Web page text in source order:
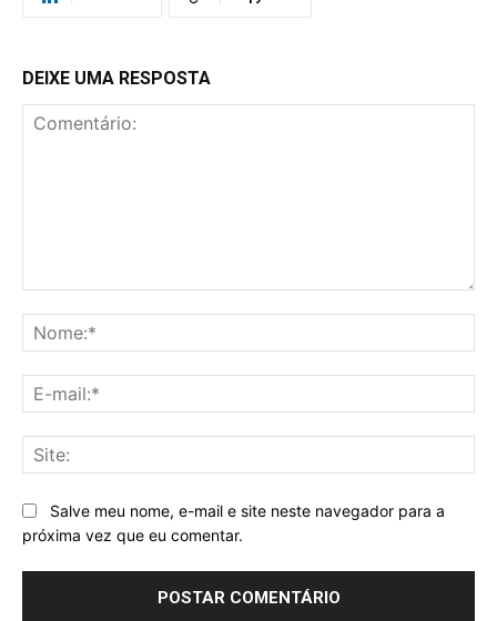
DEIXE UMA RESPOSTA
Salve meu nome, e-mail e site neste navegador para a
próxima vez que eu comentar.